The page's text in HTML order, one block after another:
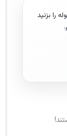
را بزنید